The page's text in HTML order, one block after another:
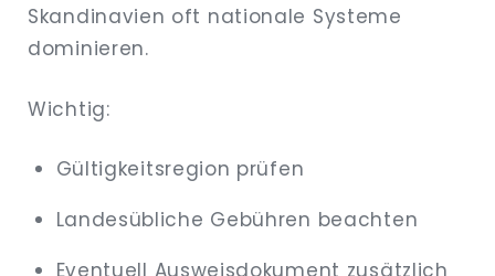
Skandinavien oft nationale Systeme
dominieren.
Wichtig:
Gültigkeitsregion prüfen
Landesübliche Gebühren beachten